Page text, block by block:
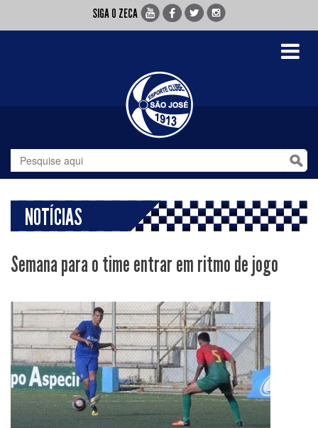
SIGA O ZECA
Toggle
NOTÍCIAS
Semana para o time entrar em ritmo de jogo